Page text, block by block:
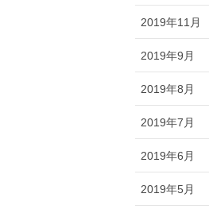
2019年11月
2019年9月
2019年8月
2019年7月
2019年6月
2019年5月